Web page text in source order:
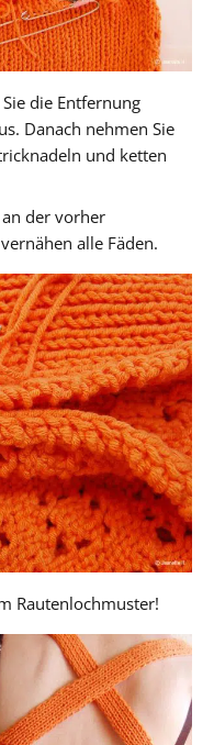
die Entfernung
Danach nehmen Sie
und ketten
an der vorher
alle Fäden.
Rautenlochmuster!